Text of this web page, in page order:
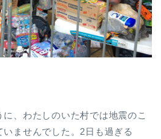
、わたしのいた村では地震のこ
ませんでした。2日も過ぎる